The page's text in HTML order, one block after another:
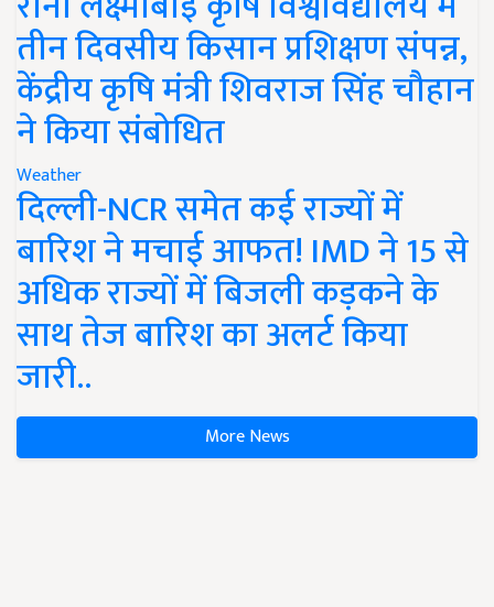
तीन दिवसीय किसान प्रशिक्षण संपन्न,
केंद्रीय कृषि मंत्री शिवराज सिंह चौहान
ने किया संबोधित
Weather
दिल्ली-NCR समेत कई राज्यों में
बारिश ने मचाई आफत! IMD ने 15 से
अधिक राज्यों में बिजली कड़कने के
साथ तेज बारिश का अलर्ट किया
जारी..
More News